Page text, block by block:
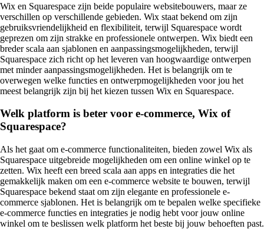
Wix en Squarespace zijn beide populaire websitebouwers, maar ze
verschillen op verschillende gebieden. Wix staat bekend om zijn
gebruiksvriendelijkheid en flexibiliteit, terwijl Squarespace wordt
geprezen om zijn strakke en professionele ontwerpen. Wix biedt een
breder scala aan sjablonen en aanpassingsmogelijkheden, terwijl
Squarespace zich richt op het leveren van hoogwaardige ontwerpen
met minder aanpassingsmogelijkheden. Het is belangrijk om te
overwegen welke functies en ontwerpmogelijkheden voor jou het
meest belangrijk zijn bij het kiezen tussen Wix en Squarespace.
Welk platform is beter voor e-commerce, Wix of
Squarespace?
Als het gaat om e-commerce functionaliteiten, bieden zowel Wix als
Squarespace uitgebreide mogelijkheden om een online winkel op te
zetten. Wix heeft een breed scala aan apps en integraties die het
gemakkelijk maken om een e-commerce website te bouwen, terwijl
Squarespace bekend staat om zijn elegante en professionele e-
commerce sjablonen. Het is belangrijk om te bepalen welke specifieke
e-commerce functies en integraties je nodig hebt voor jouw online
winkel om te beslissen welk platform het beste bij jouw behoeften past.